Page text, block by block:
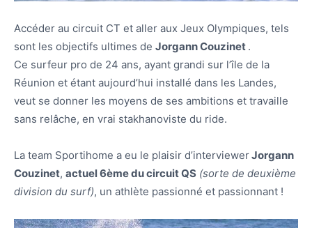
Accéder au circuit CT et aller aux Jeux Olympiques, tels
sont les objectifs ultimes de Jorgann Couzinet .
Ce surfeur pro de 24 ans, ayant grandi sur l’île de la
Réunion et étant aujourd’hui installé dans les Landes,
veut se donner les moyens de ses ambitions et travaille
sans relâche, en vrai stakhanoviste du ride.
La team Sportihome a eu le plaisir d’interviewerJorgann
Couzinet, actuel 6ème du circuit QS (sorte de deuxième
division du surf), un athlète passionné et passionnant !